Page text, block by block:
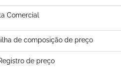
Comercial
de composição de preço
de preço